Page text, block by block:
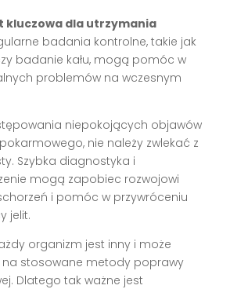
kluczowa dla utrzymania
badania kontrolne, takie jak
badanie kału, mogą pomóc w
problemów na wczesnym
niepokojących objawów
nie należy zwlekać z
Szybka diagnostyka i
mogą zapobiec rozwojowi
i pomóc w przywróceniu
jelit.
organizm jest inny i może
stosowane metody poprawy
Dlatego tak ważne jest